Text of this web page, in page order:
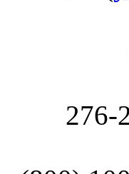
Тех.
276-
Тех.